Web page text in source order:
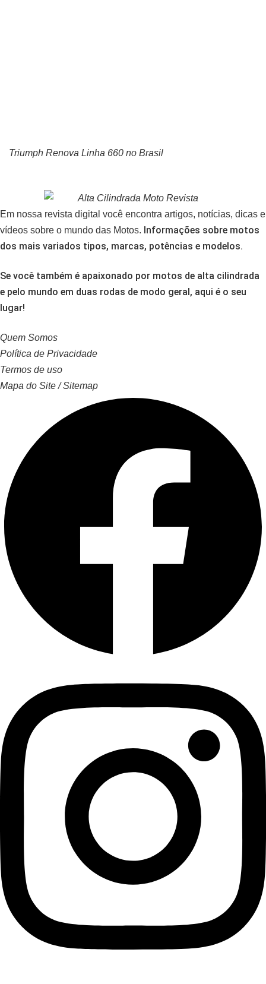
Triumph Renova Linha 660 no Brasil
Em nossa revista digital você encontra artigos, notícias, dicas e
vídeos sobre o mundo das Motos. Informações sobre motos
dos mais variados tipos, marcas, potências e modelos.
Se você também é apaixonado por motos de alta cilindrada
e pelo mundo em duas rodas de modo geral, aqui é o seu
lugar!
Quem Somos
Política de Privacidade
Termos de uso
Mapa do Site / Sitemap